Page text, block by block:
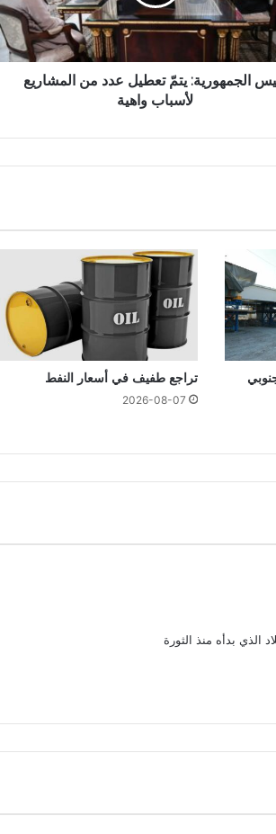
الجمهورية: يتمّ تعطيل عدد من المشاريع
لأسباب واهية
تراجع طفيف في أسعار النفط
2026-08-07
الذي بدأه منذ الثورة